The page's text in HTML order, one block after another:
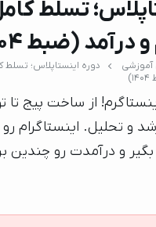
تسلط
درآمد (ضبط ۱۴۰۴)
آموزشی
دوره اینستاپلاس؛ تسلط
از ساخت پیج تا
بگیر و درآمدت رو چندین